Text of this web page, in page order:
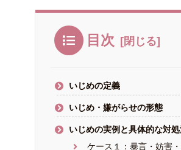
目次
いじめの定義
いじめ・嫌がらせの形態
いじめの実例と具体的な対
ケース１：暴言・妨害